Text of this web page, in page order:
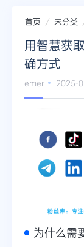
首页 未分类
用智慧获
确方式
emer 2025-
为什么需